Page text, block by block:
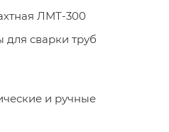
ЛМТ-300
для сварки труб
и ручные